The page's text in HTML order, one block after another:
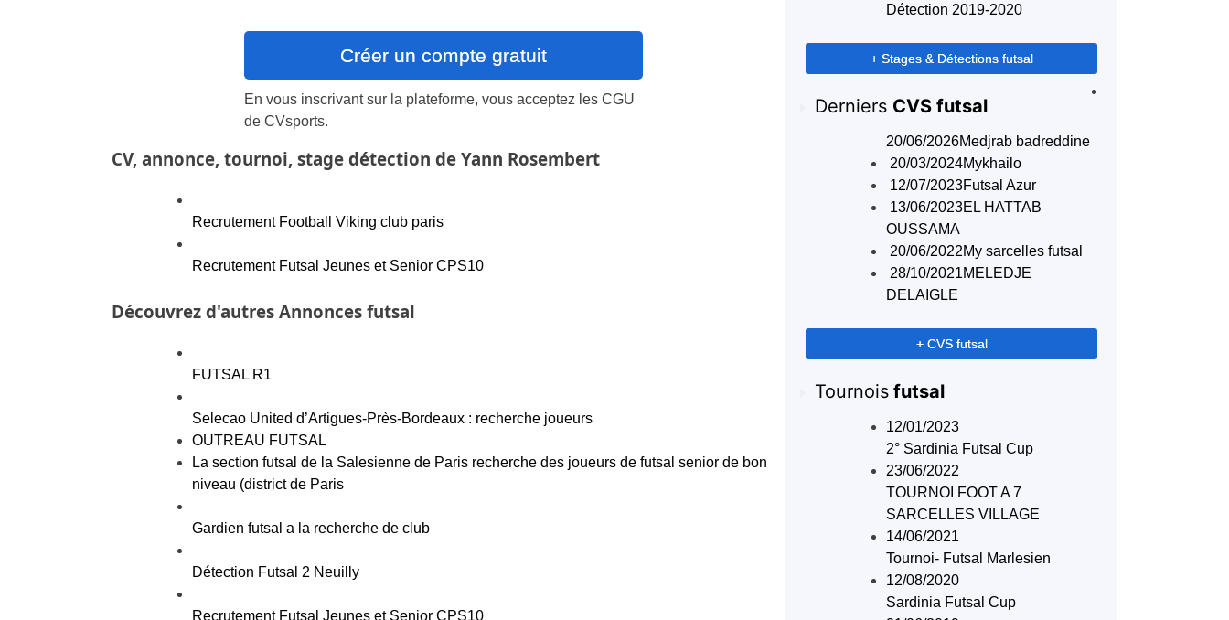
En vous inscrivant sur la plateforme, vous acceptez lesCGU
de CVsports.
CV, annonce, tournoi, stage détection de Yann Rosembert
Recrutement Football Viking club paris
Recrutement Futsal Jeunes et Senior CPS10
Découvrez d'autres Annonces futsal
FUTSAL R1
Selecao United d’Artigues-Près-Bordeaux : recherche joueurs
OUTREAU FUTSAL
La section futsal de la Salesienne de Paris recherche des joueurs de futsal senior de bon
niveau (district de Paris
Gardien futsal a la recherche de club
Détection Futsal 2 Neuilly
Recrutement Futsal Jeunes et Senior CPS10
Détection 2019-2020
+ Stages & Détections futsal
Derniers CVS futsal
20/06/2026Medjrab badreddine
20/03/2024Mykhailo
12/07/2023Futsal Azur
13/06/2023EL HATTAB
OUSSAMA
20/06/2022My sarcelles futsal
28/10/2021MELEDJE
DELAIGLE
+ CVS futsal
Tournois futsal
12/01/2023
2° Sardinia Futsal Cup
23/06/2022
TOURNOI FOOT A 7
SARCELLES VILLAGE
14/06/2021
Tournoi- Futsal Marlesien
12/08/2020
Sardinia Futsal Cup